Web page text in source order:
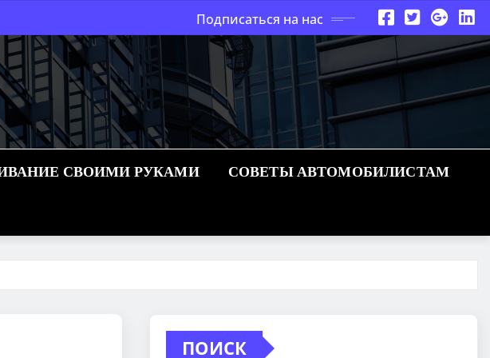
Подписаться на нас
СВОИМИ РУКАМИ СОВЕТЫ АВТОМОБИЛИСТАМ
ПОИСК